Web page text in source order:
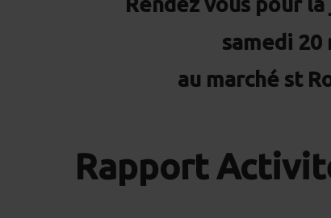
samedi 20
au marché st
Rapport